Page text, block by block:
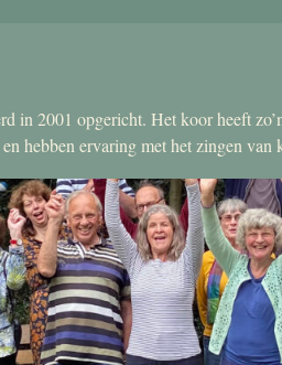
in 2001 opgericht. Het koor heeft
hebben ervaring met het zingen van